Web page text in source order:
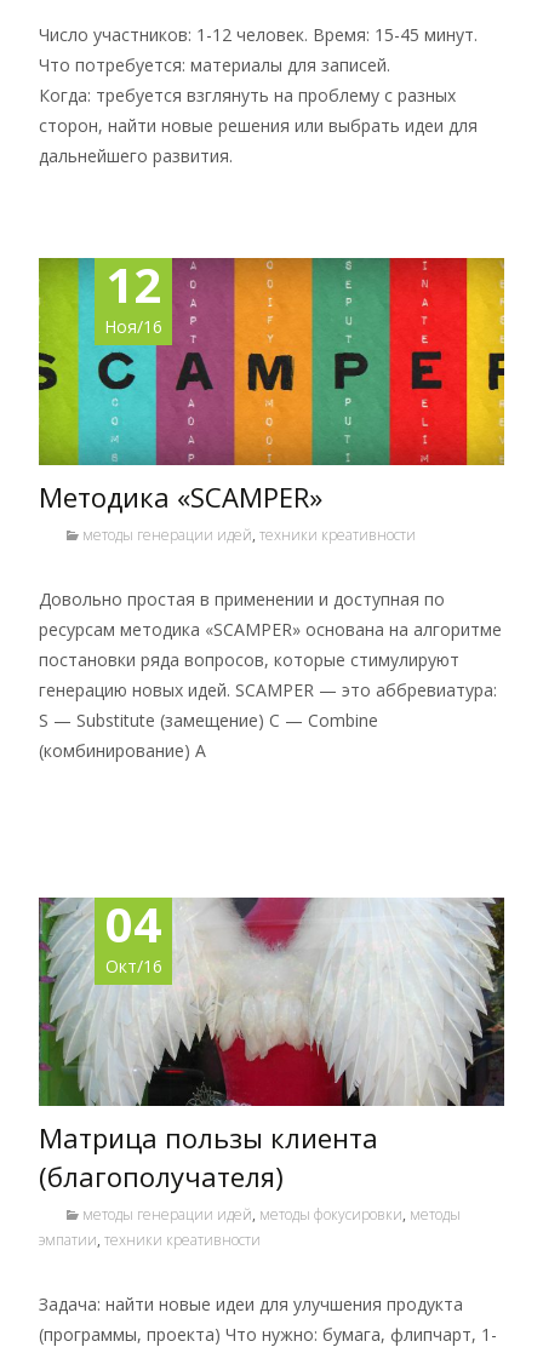
Число участников: 1-12 человек. Время: 15-45 минут.
Что потребуется: материалы для записей.
Когда: требуется взглянуть на проблему с разных
сторон, найти новые решения или выбрать идеи для
дальнейшего развития.
12
Ноя/16
Методика «SCAMPER»
методы генерации идей, техники креативности
Довольно простая в применении и доступная по
ресурсам методика «SCAMPER» основана на алгоритме
постановки ряда вопросов, которые стимулируют
генерацию новых идей. SCAMPER — это аббревиатура:
S — Substitute (замещение) C — Combine
(комбинирование) A
04
Окт/16
Матрица пользы клиента
(благополучателя)
методы генерации идей, методы фокусировки, методы
эмпатии, техники креативности
Задача: найти новые идеи для улучшения продукта
(программы, проекта) Что нужно: бумага, флипчарт, 1-